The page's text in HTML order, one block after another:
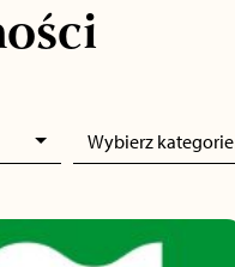
Wybierz kategorie